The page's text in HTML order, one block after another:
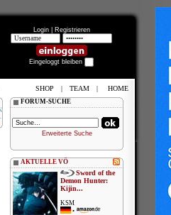
Login | Registrieren
Eingeloggt bleiben
FORUM-SUCHE
Erweiterte Suche
AKTUELLE VÖ
Sword of the
Demon Hunter:
Kijin...
KSM
•
SHOP | TEAM | HOME